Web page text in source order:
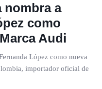
nombra a
como
Audi
López como nueva
importador oficial de